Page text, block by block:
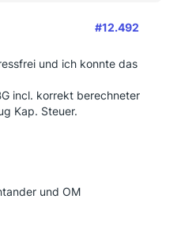
#12.492
und ich konnte das
incl. korrekt berechneter
Kap. Steuer.
und OM